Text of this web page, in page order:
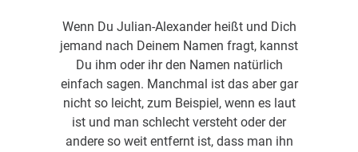
Wenn Du Julian-Alexander heißt und Dich
jemand nach Deinem Namen fragt, kannst
Du ihm oder ihr den Namen natürlich
einfach sagen. Manchmal ist das aber gar
nicht so leicht, zum Beispiel, wenn es laut
ist und man schlecht versteht oder der
andere so weit entfernt ist, dass man ihn